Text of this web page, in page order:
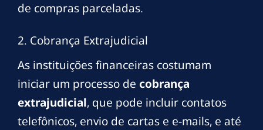
de compras parceladas.
2. Cobrança Extrajudicial
As instituições financeiras costumam
iniciar um processo de cobrança
extrajudicial, que pode incluir contatos
telefônicos, envio de cartas e e-mails, e até